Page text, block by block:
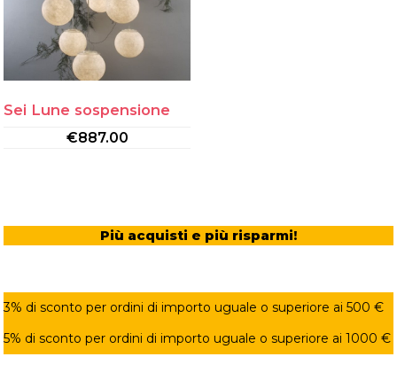
Sei Lune sospensione
€887.00
Più acquisti e più risparmi!
3% di sconto per ordini di importo uguale o superiore ai 500 €
5% di sconto per ordini di importo uguale o superiore ai 1000 €